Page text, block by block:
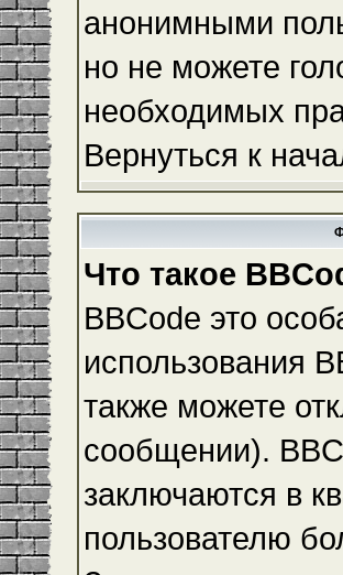
анонимными
но не можете
необходимых
Вернуться к
Что такое
BBCode это
использования
также можете
сообщении).
заключаются в
пользователю